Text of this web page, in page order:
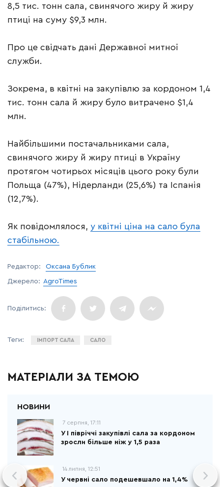
8,5 тис. тонн сала, свинячого жиру й жиру
птиці на суму $9,3 млн.
Про це свідчать дані Державної митної
служби.
Зокрема, в квітні на закупівлю за кордоном 1,4
тис. тонн сала й жиру було витрачено $1,4
млн.
Найбільшими постачальниками сала,
свинячого жиру й жиру птиці в Україну
протягом чотирьох місяців цього року були
Польща (47%), Нідерланди (25,6%) та Іспанія
(12,7%).
Як повідомлялося, у квітні ціна на сало була
стабільною.
Редактор: Оксана Бублик
Джерело: AgroTimes
ІМПОРТ САЛА САЛО
МАТЕРІАЛИ ЗА ТЕМОЮ
7 серпня, 17:11
У І півріччі закупівлі сала за кордоном
зросли більше ніж у 1,5 раза
14 липня, 12:51
У червні сало подешевшало на 1,4%